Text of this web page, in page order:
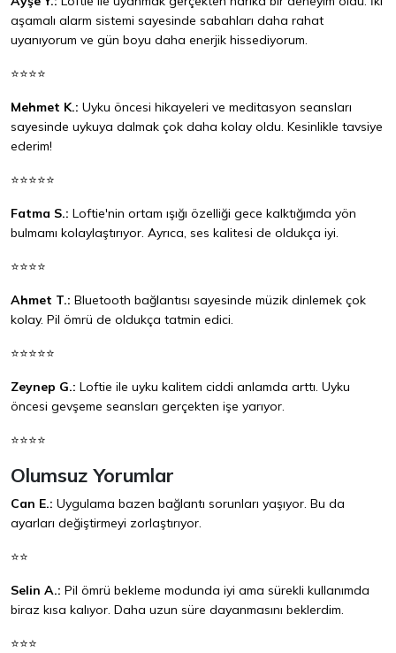
aşamalı alarm sistemi sayesinde sabahları daha rahat
uyanıyorum ve gün boyu daha enerjik hissediyorum.
⭐⭐⭐⭐
Mehmet K.: Uyku öncesi hikayeleri ve meditasyon seansları
sayesinde uykuya dalmak çok daha kolay oldu. Kesinlikle tavsiye
ederim!
⭐⭐⭐⭐⭐
Fatma S.: Loftie'nin ortam ışığı özelliği gece kalktığımda yön
bulmamı kolaylaştırıyor. Ayrıca, ses kalitesi de oldukça iyi.
⭐⭐⭐⭐
Ahmet T.: Bluetooth bağlantısı sayesinde müzik dinlemek çok
kolay. Pil ömrü de oldukça tatmin edici.
⭐⭐⭐⭐⭐
Zeynep G.: Loftie ile uyku kalitem ciddi anlamda arttı. Uyku
öncesi gevşeme seansları gerçekten işe yarıyor.
⭐⭐⭐⭐
Olumsuz Yorumlar
Can E.: Uygulama bazen bağlantı sorunları yaşıyor. Bu da
ayarları değiştirmeyi zorlaştırıyor.
⭐⭐
Selin A.: Pil ömrü bekleme modunda iyi ama sürekli kullanımda
biraz kısa kalıyor. Daha uzun süre dayanmasını beklerdim.
⭐⭐⭐